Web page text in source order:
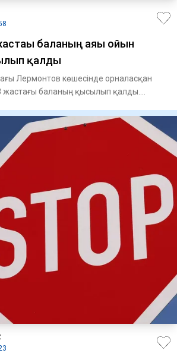
баланың аяғы ойын
қалды
Лермонтов көшесінде орналасқан
жастағы баланың қысылып қалды.